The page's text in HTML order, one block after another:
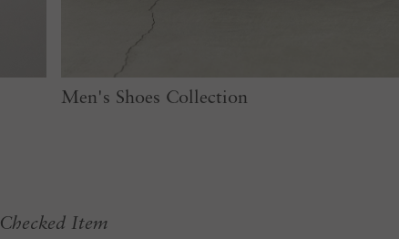
Men's Shoes Collection
Checked Item